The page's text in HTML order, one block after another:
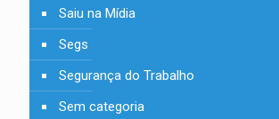
Saiu na Mídia
Segs
Segurança do Trabalho
Sem categoria